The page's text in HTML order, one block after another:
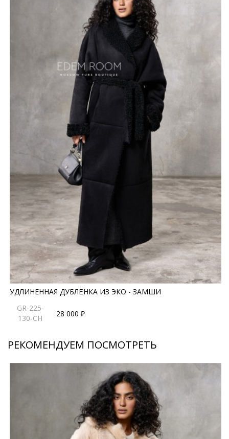
Модель имеет карманы, пояс. Ее универсальная длина
125-130 см. подходит для различных образов и
ситуаций. Черный цвет привносит элегантность и
позволяет легко сочетать дублёнку с любой одеждой,
от повседневных образов до более формальных
нарядов. Российское гарантирует высокие стандарты
качества и тщательный подход к каждой детали.
Эта дублёнка станет не только привлекательным
элементом вашего гардероба, но и вашим надежным
союзником в холодные дни. Стиль, уют и внимание к
экологии — все это объединяет в себе эта эко-
дублёнка, ставшая настоящим маст-хэвом для модных
и сознательных женщин.
*описание несет информационный характер, состав и
правила ухода могут быть изменены производителем
УДЛИНЕННАЯ ДУБЛЁНКА ИЗ ЭКО - ЗАМШИ
GR-225-
130-CH
28 000 ₽
РЕКОМЕНДУЕМ ПОСМОТРЕТЬ